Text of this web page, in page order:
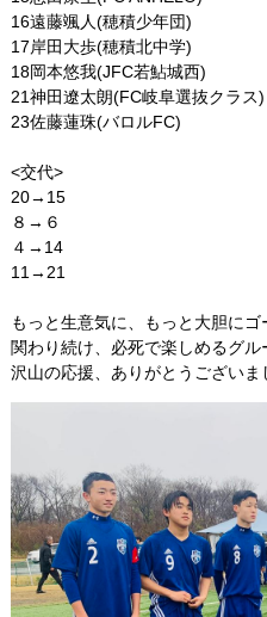
16遠藤颯人(穂積少年団)
17岸田大歩(穂積北中学)
18岡本悠我(JFC若鮎城西)
21神田遼太朗(FC岐阜選抜クラス)
23佐藤蓮珠(バロルFC)
<交代>
20→15
８→６
４→14
11→21
もっと生意気に、もっと大胆に
関わり続け、必死で楽しめるグル
沢山の応援、ありがとうございま